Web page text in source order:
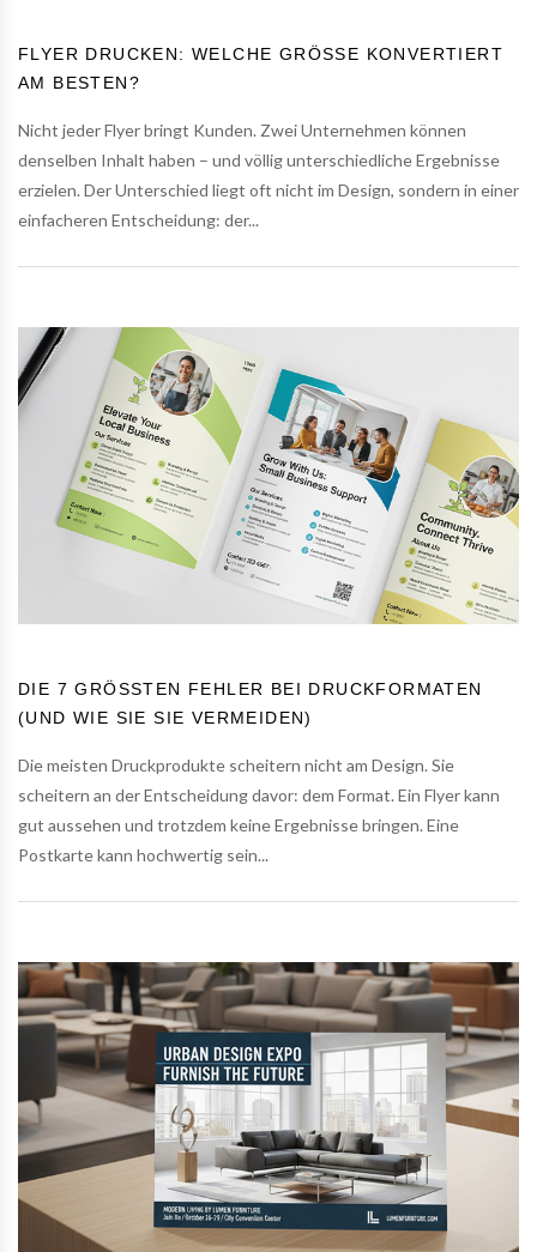
FLYER DRUCKEN: WELCHE GRÖSSE KONVERTIERT A
M BESTEN?
Nicht jeder Flyer bringt Kunden. Zwei Unternehmen können
denselben Inhalt haben – und völlig unterschiedliche Ergebnisse
erzielen. Der Unterschied liegt oft nicht im Design, sondern in einer
einfacheren Entscheidung: der...
DIE 7 GRÖSSTEN FEHLER BEI DRUCKFORMATEN (
UND WIE SIE SIE VERMEIDEN)
Die meisten Druckprodukte scheitern nicht am Design. Sie
scheitern an der Entscheidung davor: dem Format. Ein Flyer kann
gut aussehen und trotzdem keine Ergebnisse bringen. Eine
Postkarte kann hochwertig sein...